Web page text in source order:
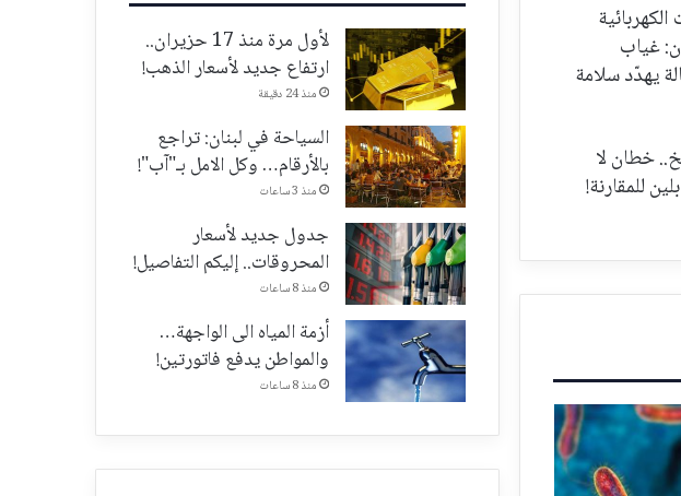
غياب
يهدّد سلامة
خطان لا
للمقارنة!
لأول مرة منذ 17 حزيران..
ارتفاع جديد لأسعار الذهب!
منذ 24 دقيقة
السياحة في لبنان: تراجع
بالأرقام… وكل الامل بـ"آب"!
منذ 3 ساعات
جدول جديد لأسعار
المحروقات.. إليكم التفاصيل!
منذ 8 ساعات
أزمة المياه الى الواجهة…
والمواطن يدفع فاتورتين!
منذ 8 ساعات